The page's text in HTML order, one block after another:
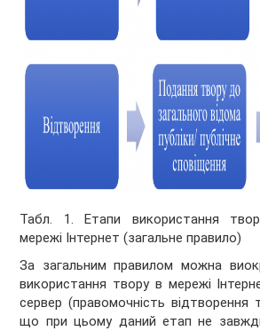
Табл. 1. Етапи використання
мережі Інтернет (загальне правило)
За загальним правилом можна
використання твору в мережі
сервер (правомочність відтворення
що при цьому даний етап не